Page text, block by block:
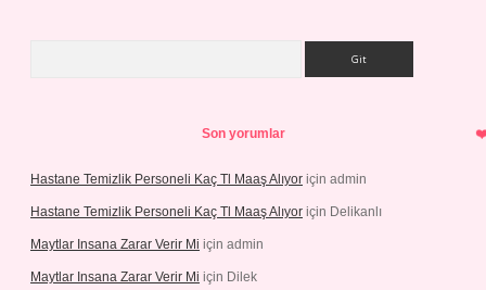
Son yorumlar
Hastane Temizlik Personeli Kaç Tl Maaş Alıyor için admin
Hastane Temizlik Personeli Kaç Tl Maaş Alıyor için Delikanlı
Maytlar Insana Zarar Verir Mi için admin
Maytlar Insana Zarar Verir Mi için Dilek